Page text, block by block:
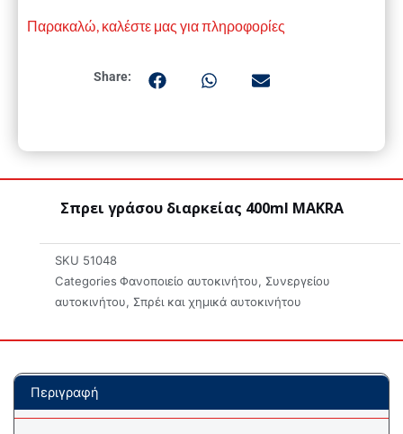
Παρακαλώ, καλέστε μας για πληροφορίες
Share:
Σπρει γράσου διαρκείας 400ml MAKRA
SKU 51048
Categories Φανοποιείο αυτοκινήτου, Συνεργείου
αυτοκινήτου, Σπρέι και χημικά αυτοκινήτου
Περιγραφή